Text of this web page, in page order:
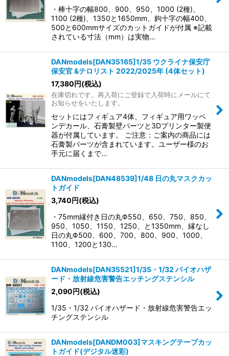
・棒十字の幅800、900、950、1000 (2種)、
1100 (2種)、1350と1650mm、鉤十字の幅400、
500と600mmサイズのカットガイドが付属 ※記載
されている寸法（mm）は実物…
DANmodels[DAN35165]1/35 ウクライナ保安庁
保安官 &テロリスト 2022/2025年 (4体セット)
17,380円(税込)
在庫切れです。再入荷にご登録で入荷時にメールにて
お知らせをいたします。
セットにはフィギュア4体、フィギュア用ワッペ
ンデカール、石膏製壁パーツと3Dプリンター製便
器が付属しています。 ご注意：ご案内の商品には
石膏製パーツが含まれています。ユーザー様のお
手元に届くまで…
DANmodels[DAN48539]1/48 日の丸マスクカッ
トガイド
3,740円(税込)
・75mm縁付き日の丸Φ550、650、750、850、
950、1050、1150、1250、と1350mm、縁なし
日の丸Φ500、600、700、800、900、1000、
1100、1200と130…
DANmodels[DAN35521]1/35・1/32 バイオハザ
ード・放射線危害警告エッチングステンシル
2,090円(税込)
1/35・1/32 バイオハザード・放射線危害警告エッ
チングステンシル
DANmodels[DANDM003]マスキングテープカッ
トガイド(デジタル迷彩)